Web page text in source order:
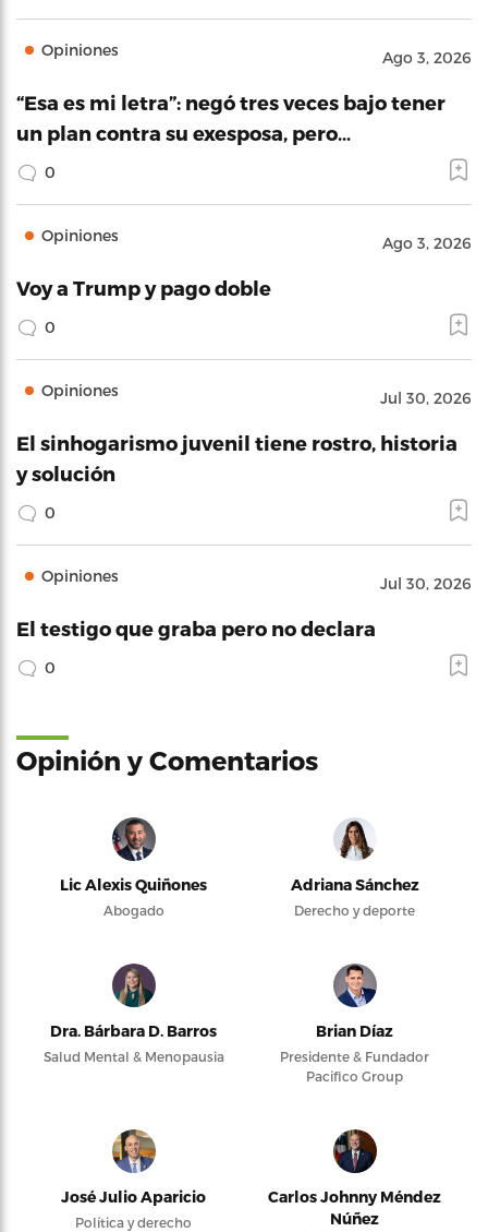
Opiniones Ago 3, 2026
“Esa es mi letra”: negó tres veces bajo tener
un plan contra su exesposa, pero…
0
Opiniones Ago 3, 2026
Voy a Trump y pago doble
0
Opiniones Jul 30, 2026
El sinhogarismo juvenil tiene rostro, historia
y solución
0
Opiniones Jul 30, 2026
El testigo que graba pero no declara
0
Opinión y Comentarios
Lic Alexis Quiñones
Abogado
Adriana Sánchez
Derecho y deporte
Dra. Bárbara D. Barros
Salud Mental & Menopausia
Brian Díaz
Presidente & Fundador
Pacifico Group
José Julio Aparicio
Política y derecho
Carlos Johnny Méndez
Núñez